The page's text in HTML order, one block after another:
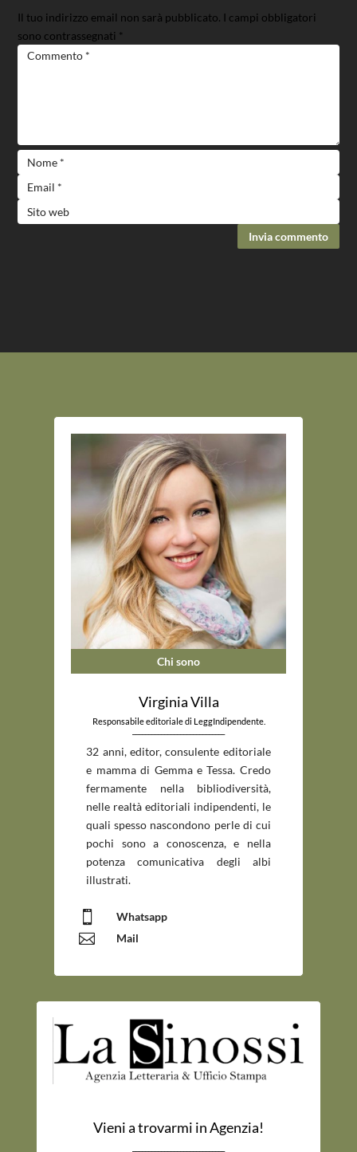
Il tuo indirizzo email non sarà pubblicato. I campi obbligatori
sono contrassegnati *
Invia commento
Chi sono
Virginia Villa
Responsabile editoriale di LeggIndipendente.
_____________________________
32 anni, editor, consulente editoriale
e mamma di Gemma e Tessa. Credo
fermamente nella bibliodiversità,
nelle realtà editoriali indipendenti, le
quali spesso nascondono perle di cui
pochi sono a conoscenza, e nella
potenza comunicativa degli albi
illustrati.
 Whatsapp
 Mail
Vieni a trovarmi in Agenzia!